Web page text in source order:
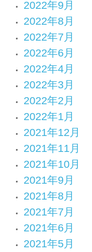
2022年9月
2022年8月
2022年7月
2022年6月
2022年4月
2022年3月
2022年2月
2022年1月
2021年12月
2021年11月
2021年10月
2021年9月
2021年8月
2021年7月
2021年6月
2021年5月